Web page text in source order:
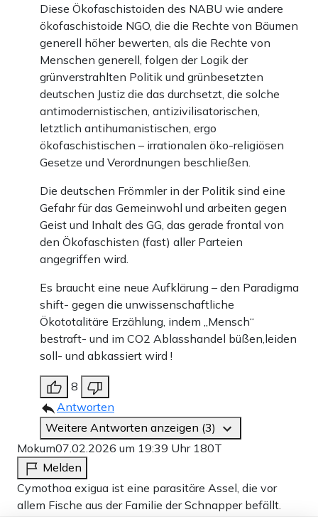
Diese Ökofaschistoiden des NABU wie andere
ökofaschistoide NGO, die die Rechte von Bäumen
generell höher bewerten, als die Rechte von
Menschen generell, folgen der Logik der
grünverstrahlten Politik und grünbesetzten
deutschen Justiz die das durchsetzt, die solche
antimodernistischen, antizivilisatorischen,
letztlich antihumanistischen, ergo
ökofaschistischen – irrationalen öko-religiösen
Gesetze und Verordnungen beschließen.
Die deutschen Frömmler in der Politik sind eine
Gefahr für das Gemeinwohl und arbeiten gegen
Geist und Inhalt des GG, das gerade frontal von
den Ökofaschisten (fast) aller Parteien
angegriffen wird.
Es braucht eine neue Aufklärung – den Paradigma
shift- gegen die unwissenschaftliche
Ökototalitäre Erzählung, indem „Mensch“
bestraft- und im CO2 Ablasshandel büßen,leiden
soll- und abkassiert wird !
8
Antworten
Weitere Antworten anzeigen (3)
Mokum07.02.2026 um 19:39 Uhr 180T
Melden
Cymothoa exigua ist eine parasitäre Assel, die vor
allem Fische aus der Familie der Schnapper befällt.